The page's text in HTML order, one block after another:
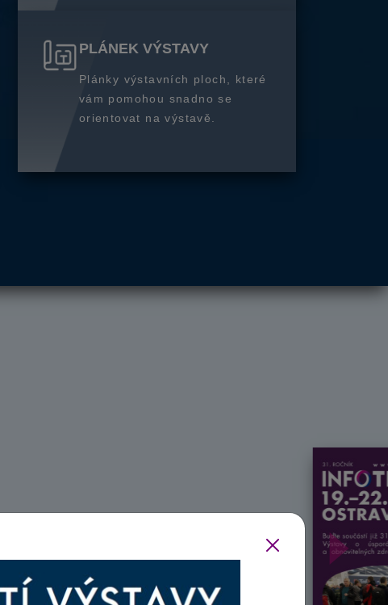
PLÁNEK VÝSTAVY
Plánky výstavních ploch, které
vám pomohou snadno se
orientovat na výstavě.
Další